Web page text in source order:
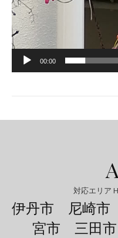
00:00
対応エリア
伊丹市 尼崎
宮市 三田